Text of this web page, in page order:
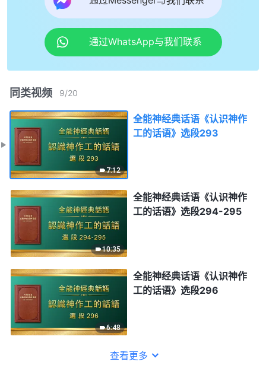
通过WhatsApp与我们联系
同类视频 9/20
7:12
全能神经典话语《认识神作
工的话语》选段293
10:35
全能神经典话语《认识神作
工的话语》选段294-295
6:48
全能神经典话语《认识神作
工的话语》选段296
查看更多